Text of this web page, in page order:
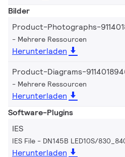
Bilder
Product-Photographs-
Mehrere Ressourcen
Herunterladen
Product-Diagrams-
Mehrere Ressourcen
Herunterladen
Software-Plugins
IES
IES File - DN145B LED10S/
Herunterladen